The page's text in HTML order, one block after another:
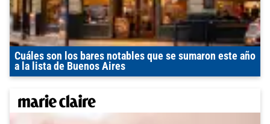
Cuáles son los bares notables que se sumaron este año
a la lista de Buenos Aires